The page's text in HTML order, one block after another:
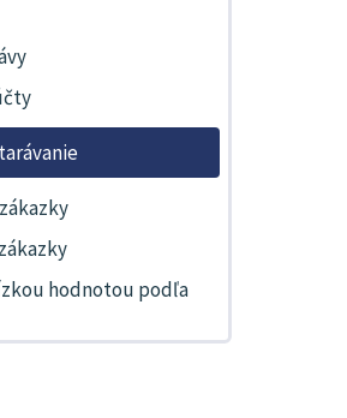
hodnotou podľa